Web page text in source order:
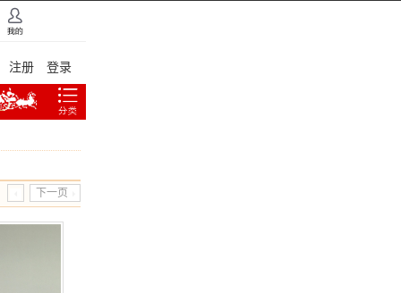
注册 登录
下一页